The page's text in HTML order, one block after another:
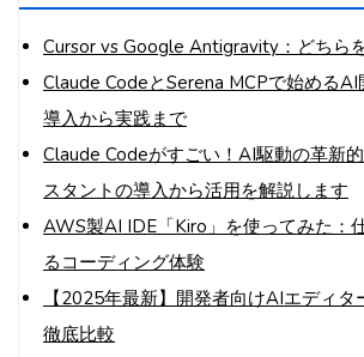
Cursor vs Google Antigravity：どちら
Claude CodeとSerena MCPで始める
導入から実践まで
Claude Codeがすごい！AI駆動の革新
スタントの導入から活用を解説します
AWS製AI IDE「Kiro」を使ってみた：
るコーディング体験
【2025年最新】開発者向けAIエディ
徹底比較